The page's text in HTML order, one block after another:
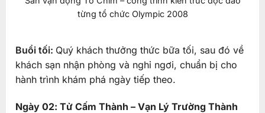
từng tổ chức Olympic 2008
Buổi tối: Quý khách thưởng thức bữa tối, sau đó về
khách sạn nhận phòng và nghỉ ngơi, chuẩn bị cho
hành trình khám phá ngày tiếp theo.
Ngày 02: Tử Cấm Thành – Vạn Lý Trường Thành